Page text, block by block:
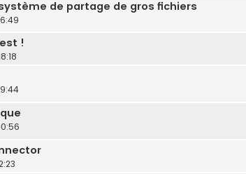
de partage de gros fichiers
!